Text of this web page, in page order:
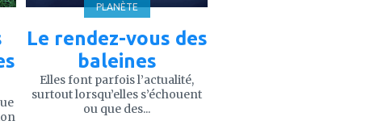
PLANÈTE
Le rendez-vous des
baleines
Elles font parfois l’actualité,
surtout lorsqu’elles s’échouent
ou que des...